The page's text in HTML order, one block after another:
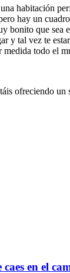
habitación
hay un
bonito que
y tal vez te
todo el
ofreciendo
en el